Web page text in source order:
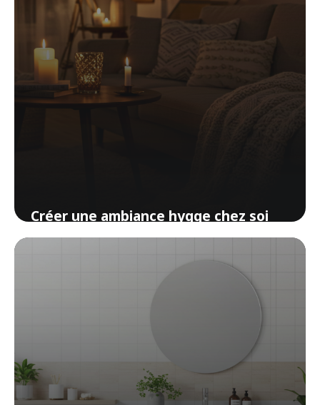
Créer une ambiance hygge chez soi
sans acheter un seul meuble